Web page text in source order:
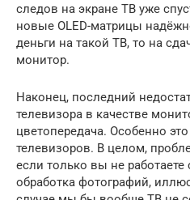
следов на экране ТВ уже
новые OLED-матрицы
деньги на такой ТВ, то на
монитор.
Наконец, последний
телевизора в качестве
цветопередача. Особенно это
телевизоров. В целом,
если только вы не
обработка фотографий,